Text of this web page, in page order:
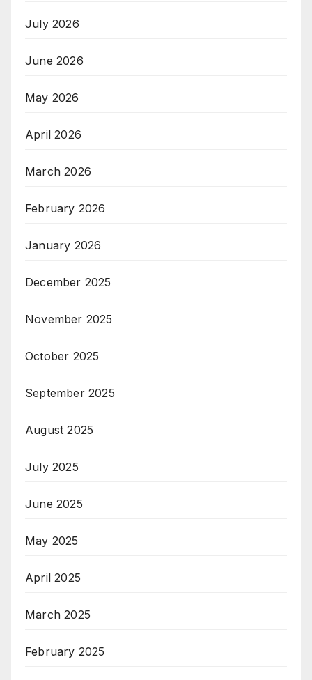
July 2026
June 2026
May 2026
April 2026
March 2026
February 2026
January 2026
December 2025
November 2025
October 2025
September 2025
August 2025
July 2025
June 2025
May 2025
April 2025
March 2025
February 2025